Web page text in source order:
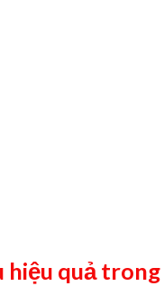
hiệu quả